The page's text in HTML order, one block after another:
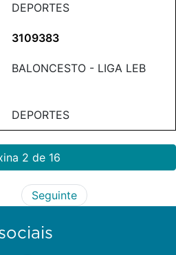
DEPORTES
3109383
BALONCESTO - LIGA LEB
DEPORTES
2 de 16
Seguinte